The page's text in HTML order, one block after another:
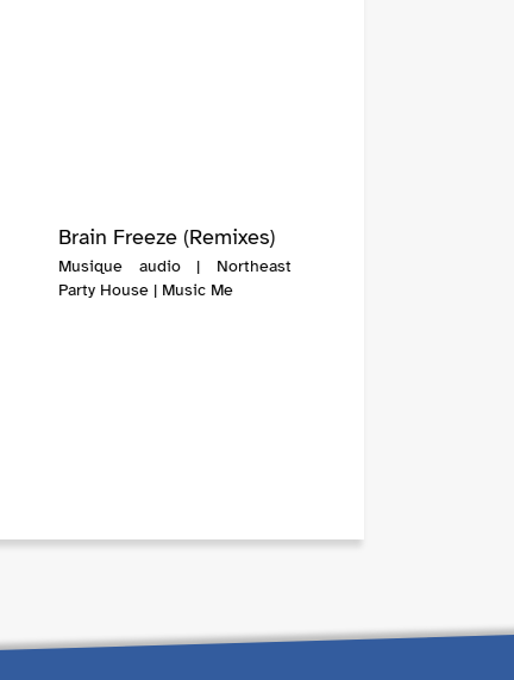
Brain Freeze (Remixes)
Musique audio | Northeast
Party House | Music Me